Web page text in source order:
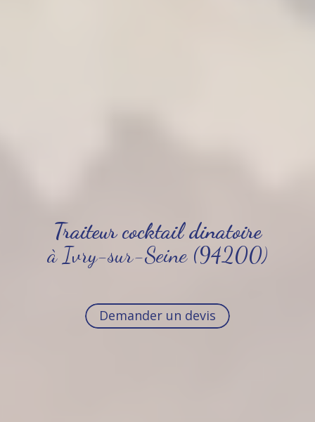
Traiteur cocktail dinatoire
à Ivry-sur-Seine (94200)
Demander un devis